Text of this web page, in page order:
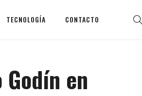
TECNOLOGÍA CONTACTO
en